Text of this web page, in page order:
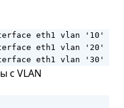
eth1 vlan '10'
eth1 vlan '20'
eth1 vlan '30'
с VLAN